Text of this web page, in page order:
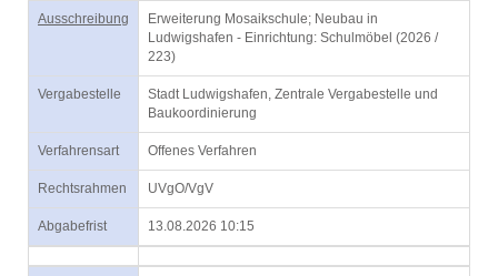
Ausschreibung
Erweiterung Mosaikschule; Neubau in
Ludwigshafen - Einrichtung: Schulmöbel (2026 /
223)
Vergabestelle
Stadt Ludwigshafen, Zentrale Vergabestelle und
Baukoordinierung
Verfahrensart Offenes Verfahren
Rechtsrahmen UVgO/VgV
Abgabefrist 13.08.2026 10:15